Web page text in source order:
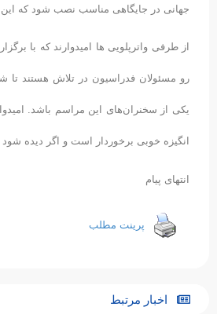
جهانی در جایگاهی مناسب نصب شود که این
از طرفی واترپلویی ها امیدوارند که با
رو مسئولان فدراسیون در تلاش هستند تا
یکی از سخنران‌های این مراسم باشد.
انگیزه خوبی برخوردار است و اگر دیده
انتهای پیام
پرینت مطلب
اخبار مرتبط